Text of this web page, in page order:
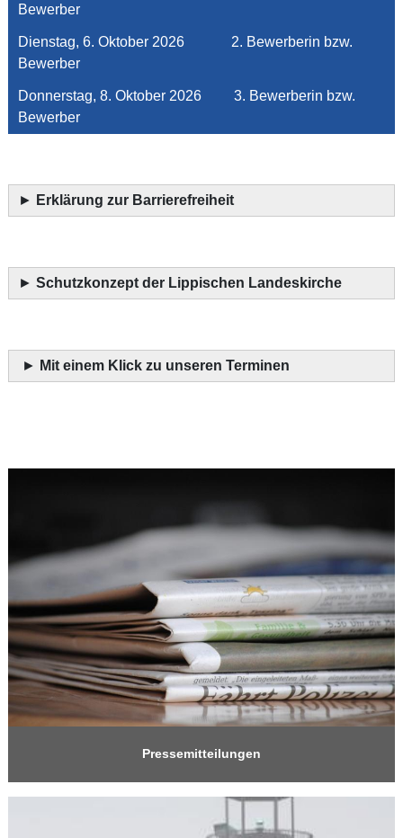
Bewerber
Dienstag, 6. Oktober 2026 2. Bewerberin bzw.
Bewerber
Donnerstag, 8. Oktober 2026 3. Bewerberin bzw.
Bewerber
► Erklärung zur Barrierefreiheit
► Schutzkonzept der Lippischen Landeskirche
► Mit einem Klick zu unseren Terminen
Pressemitteilungen